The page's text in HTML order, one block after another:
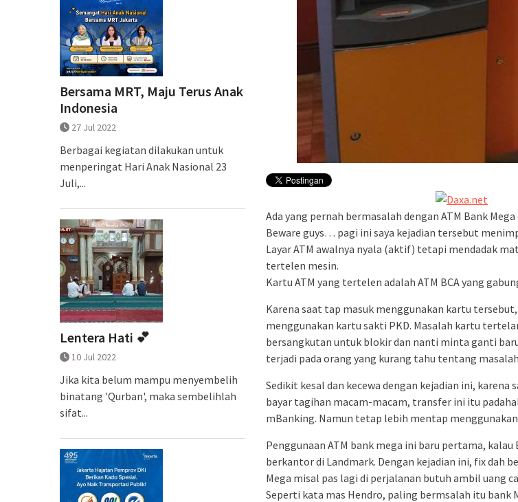
Ada yang pernah bermasalah dengan ATM Bank
Beware guys… pagi ini saya kejadian tersebut
Layar ATM awalnya nyala (aktif) tetapi mendadak
tertelen mesin.
Kartu ATM yang tertelen adalah ATM BCA yang
Karena saat tap masuk menggunakan kartu
menggunakan kartu sakti PKD. Masalah kartu
bersangkutan untuk blokir dan nanti minta ganti
terjadi pada orang yang kurang tahu tentang
Sedikit kesal dan kecewa dengan kejadian ini, karena
bayar tagihan macam-macam, transfer ini itu
mBanking. Namun tetap lebih mentap menggunakan
Penggunaan ATM bank mega ini baru pertama, kalau
berkantor di Landmark. Dengan kejadian ini, fix dah
Mega misal pas lagi di perjalanan butuh ambil uang
Seperti kata mas Hendro, paling bermsalah itu bank
Bersama MRT, Maju Terus Anak
Indonesia
27 Jul 2022
Berbagai kegiatan dilakukan untuk
menperingat Hari Anak Nasional 23
Juli,...
Lentera Hati 💕
10 Jul 2022
Jika kita belum mampu menyembelih
binatang 'Qurban', maka sembelihlah
sifat...